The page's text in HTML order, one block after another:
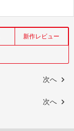
新作レビュー
次へ
次へ